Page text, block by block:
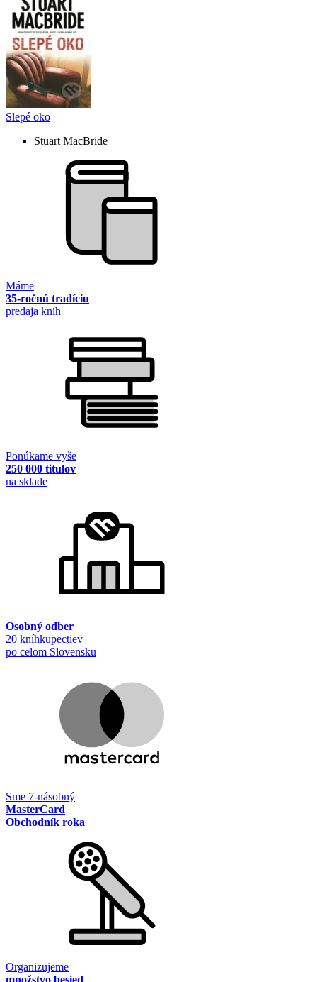
Slepé oko
Stuart MacBride
Máme
35-ročnú tradíciu
predaja kníh
Ponúkame vyše
250 000 titulov
na sklade
Osobný odber
20 kníhkupectiev
po celom Slovensku
Sme 7-násobný
MasterCard
Obchodník roka
Organizujeme